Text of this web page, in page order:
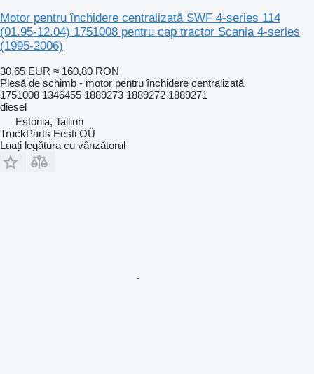
Motor pentru închidere centralizată SWF 4-series 114
(01.95-12.04) 1751008 pentru cap tractor Scania 4-series
(1995-2006)
30,65 EUR ≈ 160,80 RON
Piesă de schimb - motor pentru închidere centralizată
1751008 1346455 1889273 1889272 1889271
diesel
Estonia, Tallinn
TruckParts Eesti OÜ
Luați legătura cu vânzătorul